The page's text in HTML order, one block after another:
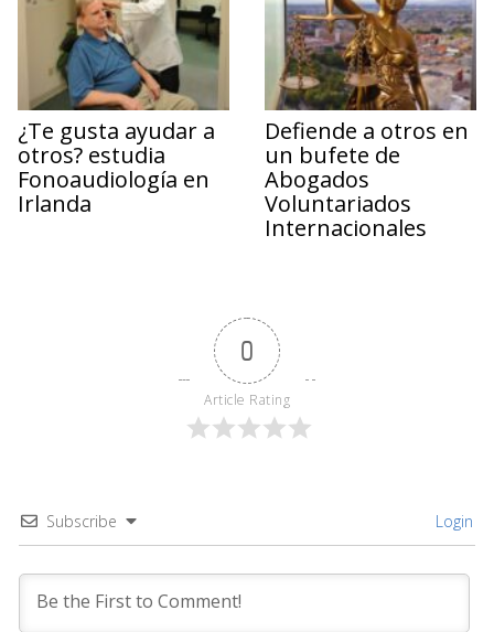
¿Te gusta ayudar a
otros? estudia
Fonoaudiología en
Irlanda
Defiende a otros en
un bufete de
Abogados
Voluntariados
Internacionales
0
Article Rating
Subscribe Login